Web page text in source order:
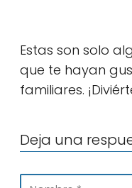
Estas son solo
que te hayan
familiares.
Deja una